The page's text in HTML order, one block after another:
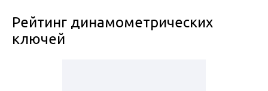
Рейтинг динамометрических
ключей